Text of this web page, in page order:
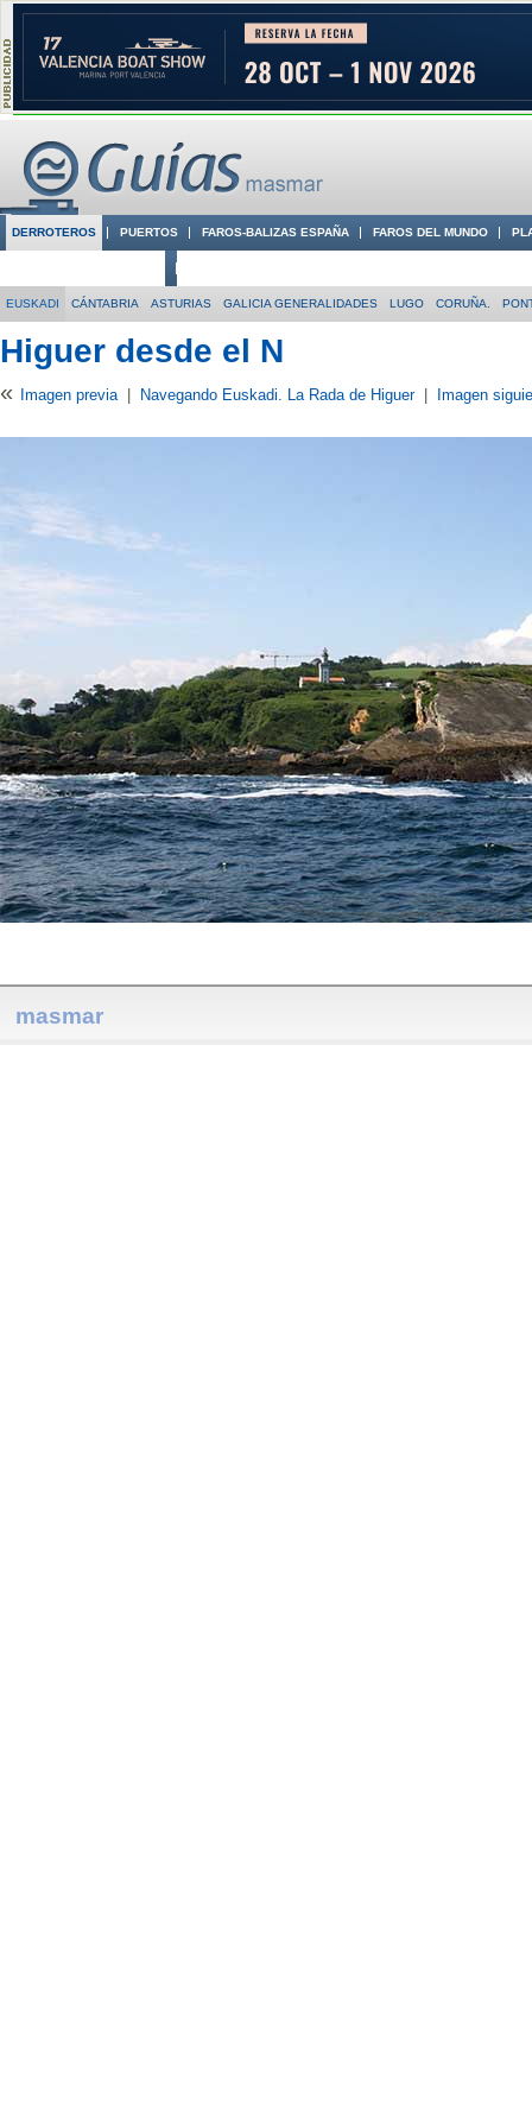
DERROTEROS PUERTOS FAROS-BALIZAS ESPAÑA FAROS DEL MUNDO
EUSKADI CÁNTABRIA ASTURIAS GALICIA GENERALIDADES LUGO CORUÑA.
Higuer desde el N
« Imagen previa | Navegando Euskadi. La Rada de Higuer | Imagen
masmar